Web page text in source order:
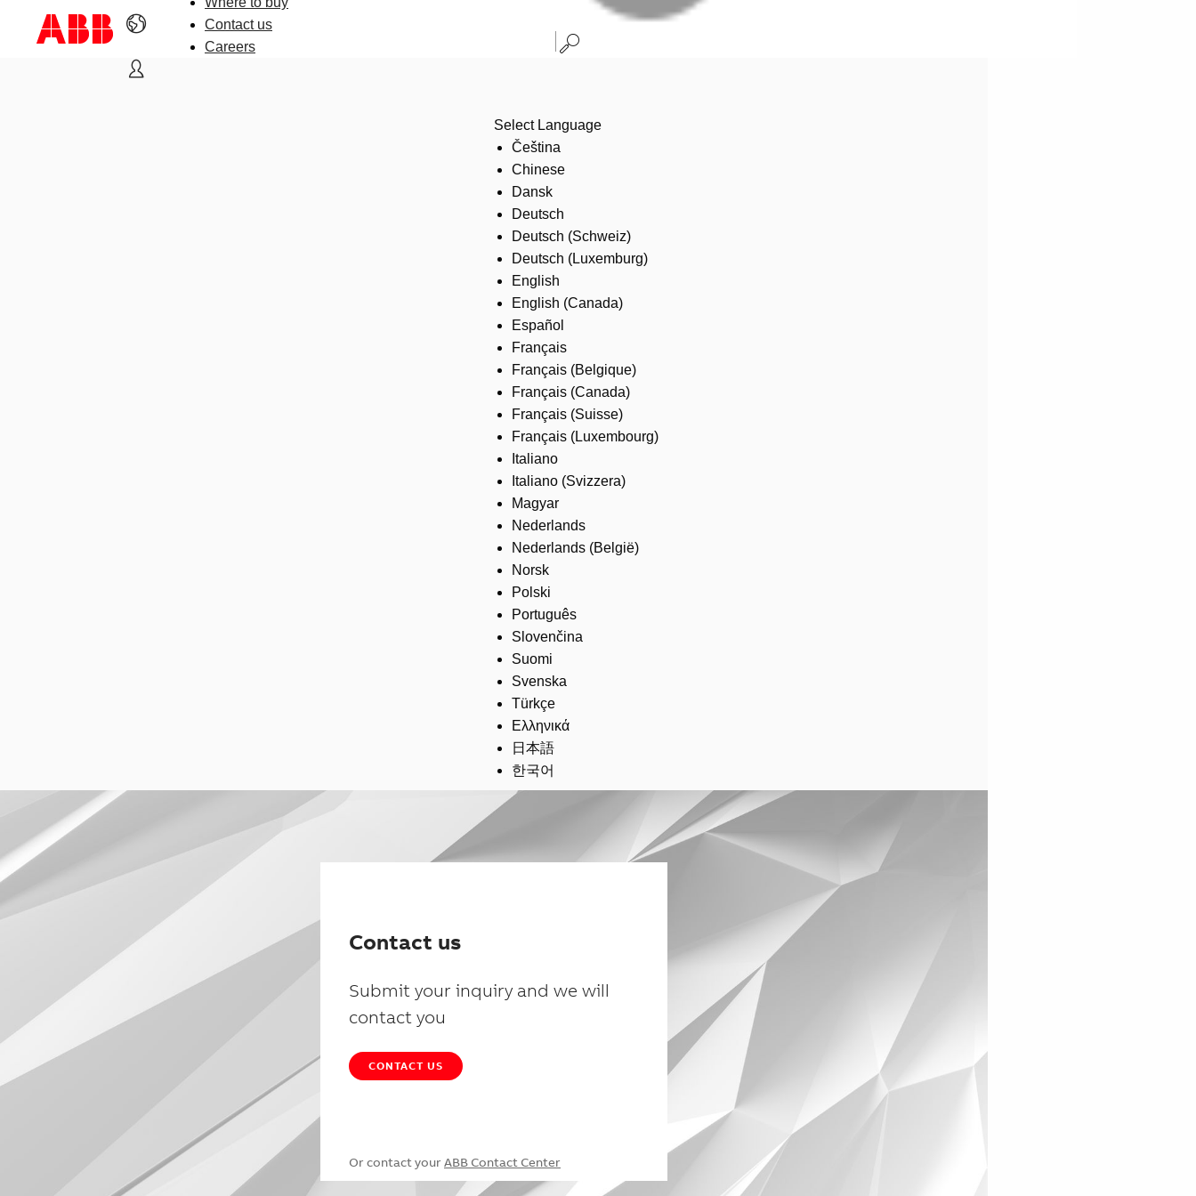
Contact us
Careers
Select Language
Čeština
Chinese
Dansk
Deutsch
Deutsch (Schweiz)
Deutsch (Luxemburg)
English
English (Canada)
Español
Français
Français (Belgique)
Français (Canada)
Français (Suisse)
Français (Luxembourg)
Italiano
Italiano (Svizzera)
Magyar
Nederlands
Nederlands (België)
Norsk
Polski
Português
Slovenčina
Suomi
Svenska
Türkçe
Ελληνικά
日本語
한국어
Contact us
Submit your inquiry and we will
contact you
CONTACT US
Or contact your ABB Contact Center